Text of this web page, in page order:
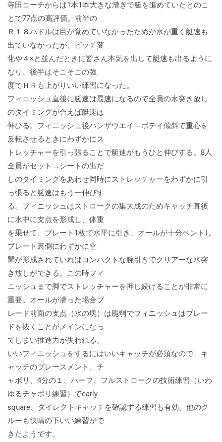
寺田コーチからは1本1本大きな漕ぎで艇を進めていたとのこ
とで77点の高評価。前半の
Ｒ１８パドルは目が覚めていなかったためか水が重く艇速も
出ていなかったが、ピッチ変
化や４×と並んだときに皆さん本気を出して艇速も出るように
なり、後半はそこそこの強
度でＨＲも上がりいい練習になった。
フィニッシュ直後に艇速は最速になるので全員の水突き放し
のタイミングが合えば艇速は
伸びる。フィニッシュ後ハンザウエイ→ボデイ傾斜で重心を
反転させるときにわずかにス
トレッチャーを引っ張ることで艇速がもうひと伸びする。8人
全員がセット→シートの出だ
しのタイミングをあわせ同時にストレッチャーをわずかに引
っ張ると艇速はもう一伸びす
る。フィニッシュはストロークの集大成のためキャッチ直後
に水中に支点を形成し、体重
を乗せて、ブレート1枚で水平に引き、オールが十分ベントし
ブレート裏側にわずかに空
間が形成されていればコンパクトな腕引きでクリアーな水突
き放しができる。この時フィ
ニッシュまで脚でストレッチャーを押し続けることが非常に
重要。オールが潜った場合ブ
レード前面の支点（水の塊）は脆弱でフィニッシュはブレー
ドを抜くことがメインになっ
てしまい推進力が失われる。
いいフィニッシュをするにはいいキャッチが必須なので、キ
ャッチのプレースメント、チ
ャボリ、4分の１、ハーフ、フルストロークの技術練習（いわ
ゆるチャボリ練習）でearly
square、ダイレクトキャッチを確認する練習も有効。他のク
ルーも快晴の下いい練習がで
きたようです。